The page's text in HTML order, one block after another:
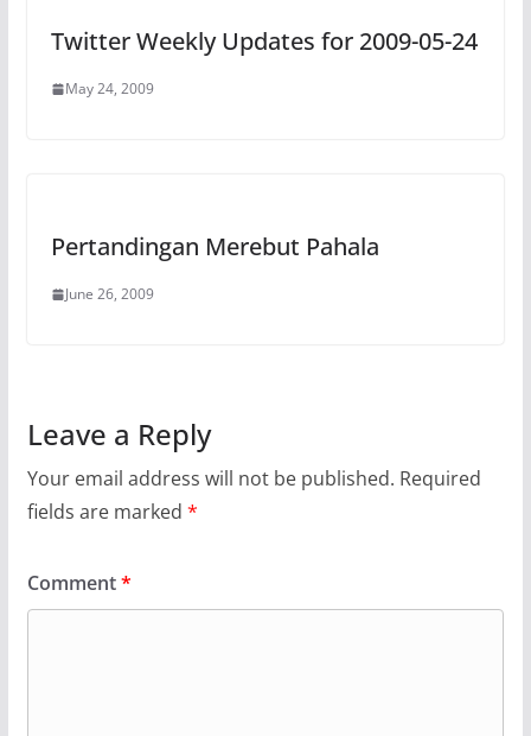
Twitter Weekly Updates for 2009-05-24
May 24, 2009
Pertandingan Merebut Pahala
June 26, 2009
Leave a Reply
Your email address will not be published. Required
fields are marked *
Comment*